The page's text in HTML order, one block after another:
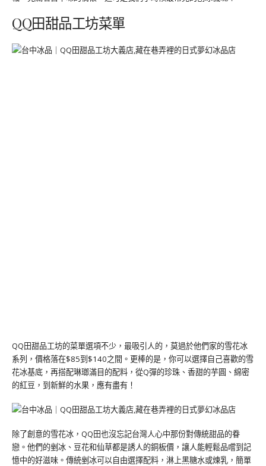
QQ田甜品工坊菜單
QQ田甜品工坊的菜單選項不少，最吸引人的，莫過於他們家的雪花冰
系列，價格落在$85到$140之間。更棒的是，你可以選擇自己喜歡的雪
花冰基底，再搭配琳瑯滿目的配料，從Q彈的珍珠、香甜的芋圓、綿密
的紅豆，到新鮮的水果，應有盡有！
除了創意的雪花冰，QQ田也沒忘記台灣人心中那份對傳統甜品的眷
戀。他們的剉冰、豆花和仙草都是誘人的銅板價，讓人能輕鬆品嚐到記
憶中的好滋味。傳統剉冰可以自由選擇配料，淋上黑糖水或煉乳，簡單